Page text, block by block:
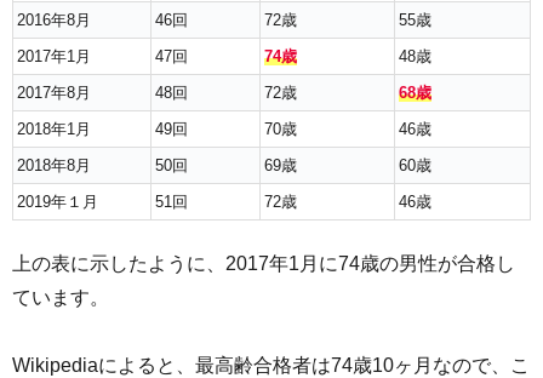
2016年8月 46回 72歳
55歳
2017年1月
47回 74歳
48歳
2017年8月
48回 72歳
68歳
2018年1月
49回 70歳
46歳
2018年8月
50回 69歳
60歳
2019年１月
51回 72歳 46歳
上の表に示したように、2017年1月に74歳の男性が合格し
ています。
Wikipediaによると、最高齢合格者は74歳10ヶ月なので、こ